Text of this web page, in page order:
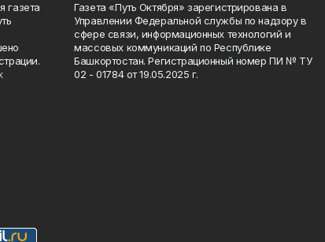
газета
Газета «Путь Октября» зарегистрирована в
Управлении Федеральной службы по надзору в
сфере связи, информационных технологий и
массовых коммуникаций по Республике
Башкортостан. Регистрационный номер ПИ № ТУ
02 - 01784 от 19.05.2025 г.